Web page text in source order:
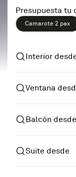
Presupuesta tu
Camarote 2 pax
Interior
Ventana
Balcón desde
Suite desde